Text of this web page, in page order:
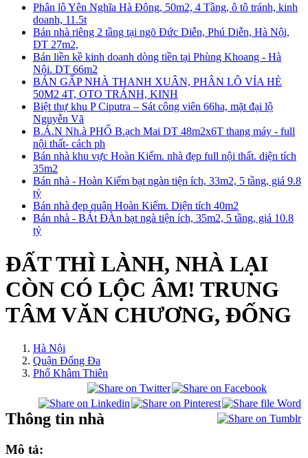
Phân lô Yên Nghĩa Hà Đông, 50m2, 4 Tầng, ô tô tránh, kinh
doanh, 11.5t
Bán nhà riêng 2 tầng tại ngõ Đức Diễn, Phú Diễn, Hà Nội,
DT 27m2,
Bán liền kề kinh doanh dòng tiền tại Phùng Khoang - Hà
Nội. DT 66m2
BÁN GẤP NHÀ THANH XUÂN, PHÂN LÔ VỈA HÈ
50M2 4T, OTO TRÁNH, KINH
Biệt thự khu P Ciputra – Sát công viên 66ha, mặt đại lộ
Nguyễn Vă
B.Á.N Nh.à PHỐ B.ạch Mai DT 48m2x6T thang máy - full
nội thất- cách ph
Bán nhà khu vực Hoàn Kiếm. nhà đẹp full nội thất. diện tích
35m2
Bán nhà - Hoàn Kiếm bạt ngàn tiện ích, 33m2, 5 tầng, giá 9.8
tỷ
Bán nhà đẹp quận Hoàn Kiếm. Diện tích 40m2
Bán nhà - BÁt ĐÀn bạt ngà tiện ích, 35m2, 5 tầng, giá 10.8
tỷ
ĐẤT THÌ LÀNH, NHÀ LẠI
CÒN CÓ LỘC ÂM! TRUNG
TÂM VĂN CHƯƠNG, ĐỐNG
Hà Nội
Quận Đống Đa
Phố Khâm Thiên
Thông tin nhà
Mô tả: